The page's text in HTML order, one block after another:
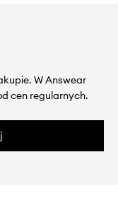
W Answear
cen regularnych.